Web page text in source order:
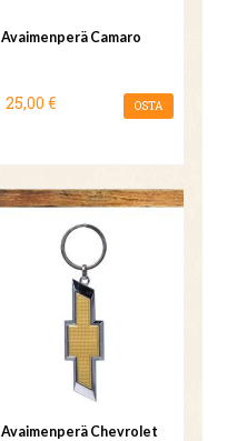
Avaimenperä Camaro
25,00 € OSTA
Avaimenperä Chevrolet